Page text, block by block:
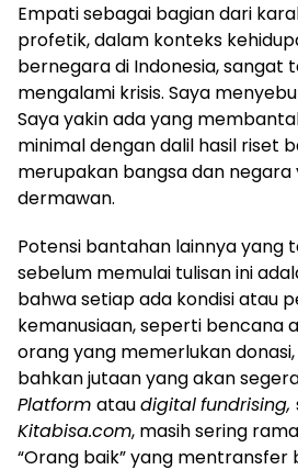
Empati sebagai bagian dari
profetik, dalam konteks
bernegara di Indonesia, sangat
mengalami krisis. Saya
Saya yakin ada yang
minimal dengan dalil hasil riset
merupakan bangsa dan negara
dermawan.
Potensi bantahan lainnya yang
sebelum memulai tulisan ini
bahwa setiap ada kondisi atau
kemanusiaan, seperti bencana
orang yang memerlukan
bahkan jutaan yang akan
Platform ataudigitalfundrising,
Kitabisa.com, masih sering
“Orang baik” yang